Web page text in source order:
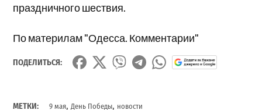
праздничного шествия.
По материлам "Одесса. Комментарии"
ПОДЕЛИТЬСЯ:
МЕТКИ: 9 мая,День Победы, новости